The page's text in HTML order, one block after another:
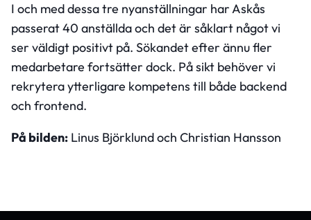
I och med dessa tre nyanställningar har Askås
passerat 40 anställda och det är såklart något vi
ser väldigt positivt på. Sökandet efter ännu fler
medarbetare fortsätter dock. På sikt behöver vi
rekrytera ytterligare kompetens till både backend
och frontend.
På bilden: Linus Björklund och Christian Hansson